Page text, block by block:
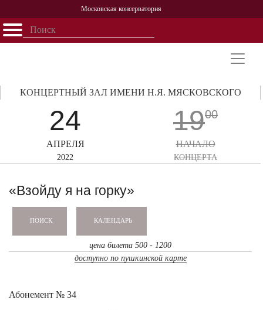
Московская консерватория
Открыть - закрыть
Персоналии
История
24
АПРЕЛЯ
2022
КОНЦЕРТНЫЙ ЗАЛ ИМЕНИ Н.Я. МЯСКОВСКОГО
1900
НАЧАЛО
КОНЦЕРТА
«Взойду я на горку»
ПОИСК КАЛЕНДАРЬ
цена билета 500 - 1200
доступно по пушкинской карте
Абонемент № 34